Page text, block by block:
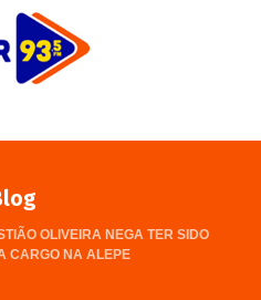
OLIVEIRA NEGA TER SIDO
CARGO NA ALEPE